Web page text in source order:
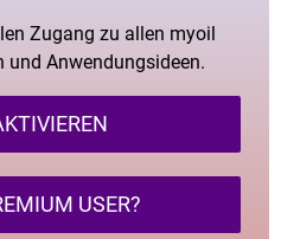
Zugang zu allen myoil
und Anwendungsideen.
USER?